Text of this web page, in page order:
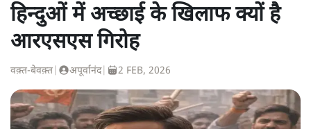
हिन्दुओं में अच्छाई के खिलाफ क्यों है
आरएसएस गिरोह
वक़्त-बेवक़्त अपूर्वानंद| 2 FEB, 2026